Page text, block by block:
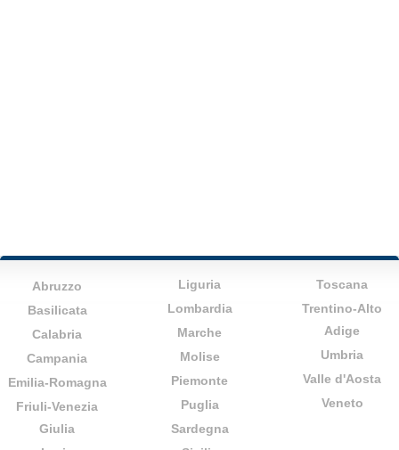
Abruzzo
Basilicata
Calabria
Campania
Emilia-Romagna
Friuli-Venezia
Giulia
Liguria
Lombardia
Marche
Molise
Piemonte
Puglia
Sardegna
Toscana
Trentino-Alto
Adige
Umbria
Valle d'Aosta
Veneto